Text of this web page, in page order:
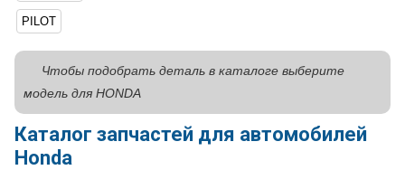
PILOT
Чтобы подобрать деталь в каталоге выберите
модель для HONDA
Каталог запчастей для автомобилей
Honda